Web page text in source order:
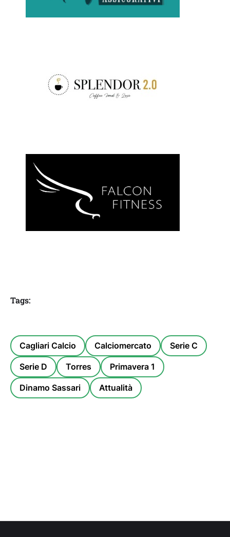
Tags:
Cagliari Calcio Calciomercato Serie C
Serie D Torres Primavera 1
Dinamo Sassari Attualità